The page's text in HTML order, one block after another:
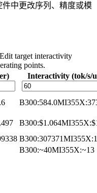
中更改序列、精度或模
target interactivity
points.
Interactivity (tok/s/
B300:584.0MI355X:
B300:$1.064MI355X:
B300:307371MI355X:
B300:~40MI355X:~13